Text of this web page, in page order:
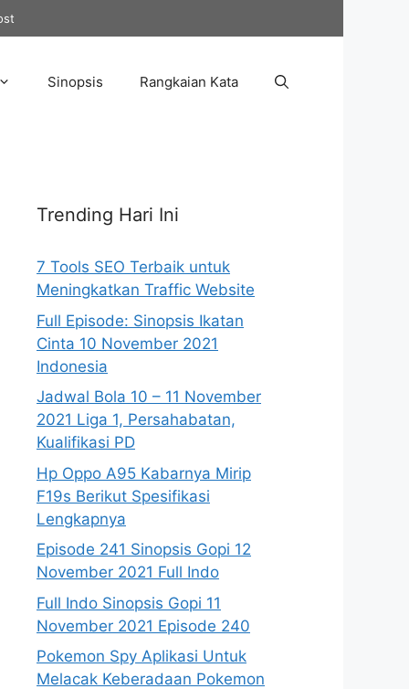
Sinopsis Rangkaian Kata
Trending Hari Ini
7 Tools SEO Terbaik untuk
Meningkatkan Traffic Website
Full Episode: Sinopsis Ikatan
Cinta 10 November 2021
Indonesia
Jadwal Bola 10 – 11 November
2021 Liga 1, Persahabatan,
Kualifikasi PD
Hp Oppo A95 Kabarnya Mirip
F19s Berikut Spesifikasi
Lengkapnya
Episode 241 Sinopsis Gopi 12
November 2021 Full Indo
Full Indo Sinopsis Gopi 11
November 2021 Episode 240
Pokemon Spy Aplikasi Untuk
Melacak Keberadaan Pokemon